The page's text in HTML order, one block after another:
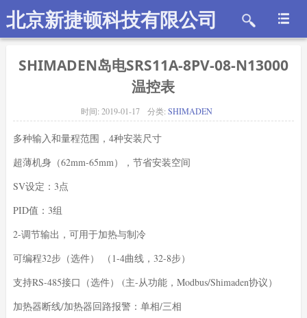
北京新捷顿科技有限公司
SHIMADEN岛电SRS11A-8PV-08-N13000
温控表
时间:2019-01-17 分类:SHIMADEN
多种输入和量程范围，4种安装尺寸
超薄机身（62mm-65mm），节省安装空间
SV设定：3点
PID值：3组
2-调节输出，可用于加热与制冷
可编程32步（选件） （1-4曲线，32-8步）
支持RS-485接口（选件） (主-从功能，Modbus/Shimaden协议）
加热器断线/加热器回路报警：单相/三相